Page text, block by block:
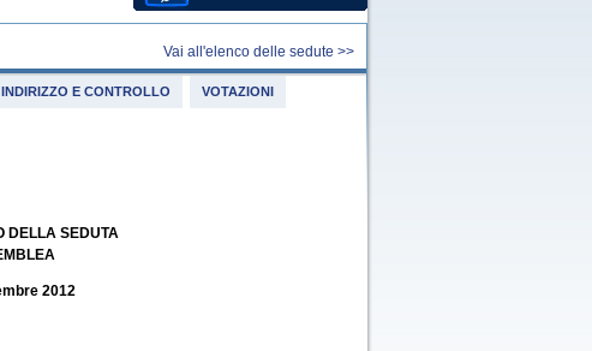
Vai all'elenco delle sedute >>
E CONTROLLO VOTAZIONI
DELLA SEDUTA
2012